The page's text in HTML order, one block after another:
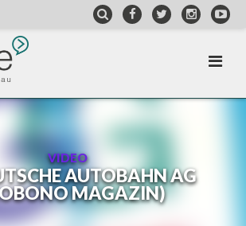
VIDEO
AUTOBAHN AG
MAGAZIN)